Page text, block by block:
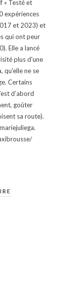
« Testé et
expériences
et 2023) et
qui ont peur
Elle a lancé
plus d'une
qu'elle ne se
Certains
d’abord
goûter
sa route).